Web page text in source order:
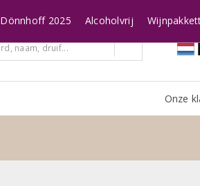
Onze
Dönnhoff 2025 Alcoholvrij